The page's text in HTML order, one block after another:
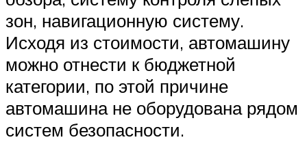
зон, навигационную систему.
Исходя из стоимости, автомашину
можно отнести к бюджетной
категории, по этой причине
автомашина не оборудована рядом
систем безопасности.